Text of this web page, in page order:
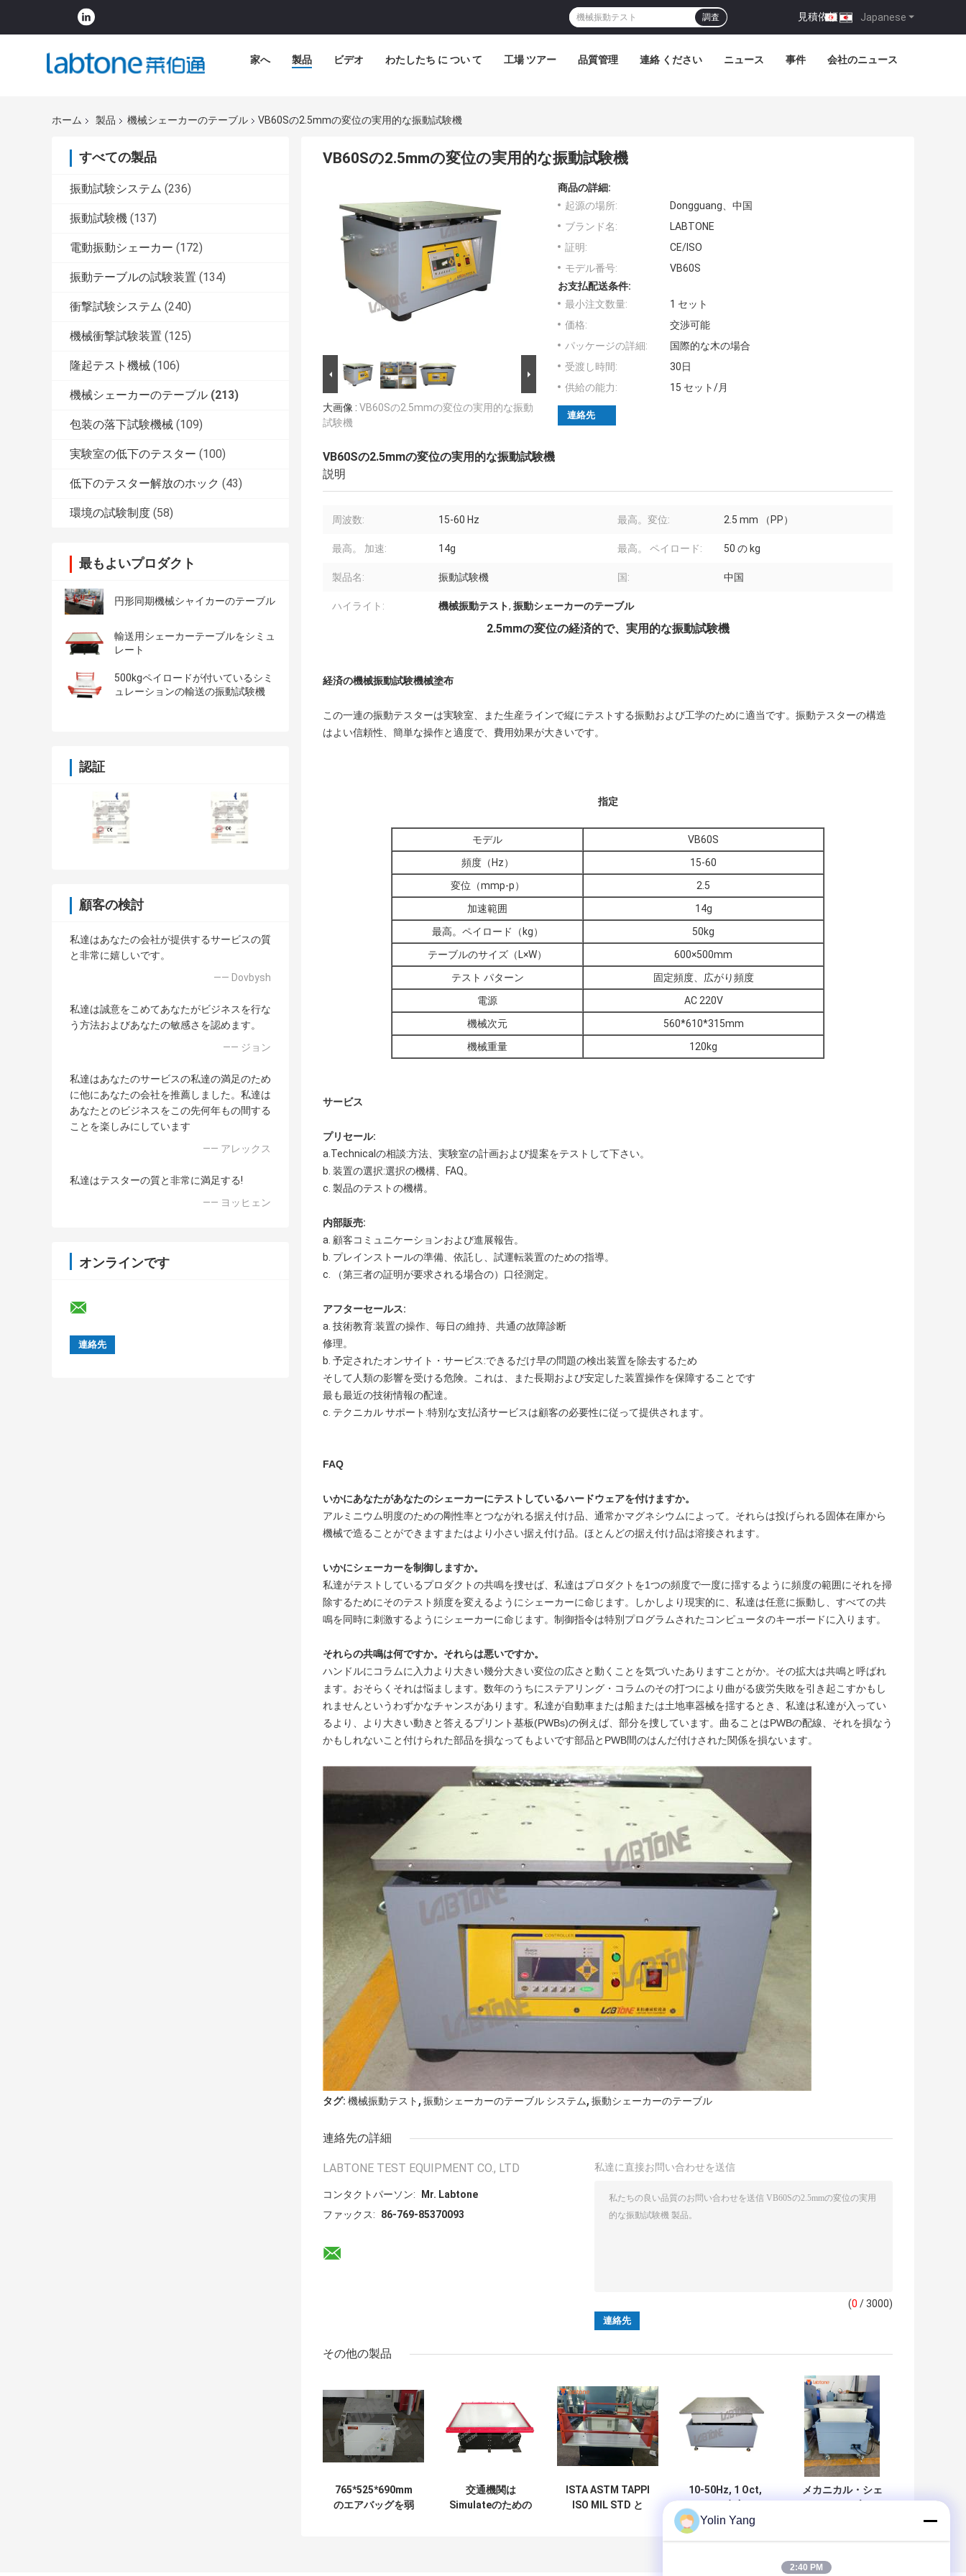
Japanese
見積依頼 |
調査
家へ 製品 ビデオ わたしたち に つい て 工場 ツアー 品質管理 連絡 ください ニュース 事件 会社のニュース
ホーム 製品 機械シェーカーのテーブル VB60Sの2.5mmの変位の実用的な振動試験機
すべての製品
振動試験システム (236)
振動試験機 (137)
電動振動シェーカー (172)
振動テーブルの試験装置 (134)
衝撃試験システム (240)
機械衝撃試験装置 (125)
隆起テスト機械 (106)
機械シェーカーのテーブル (213)
包装の落下試験機械 (109)
実験室の低下のテスター (100)
低下のテスター解放のホック (43)
環境の試験制度 (58)
最もよいプロダクト
円形同期機械シャイカーのテーブル
輸送用シェーカーテーブルをシミュ
レート
500kgペイロードが付いているシミ
ュレーションの輸送の振動試験機
認証
顧客の検討
私達はあなたの会社が提供するサービスの質
と非常に嬉しいです。
—— Dovbysh
私達は誠意をこめてあなたがビジネスを行な
う方法およびあなたの敏感さを認めます。
—— ジョン
私達はあなたのサービスの私達の満足のため
に他にあなたの会社を推薦しました。私達は
あなたとのビジネスをこの先何年もの間する
ことを楽しみにしています
—— アレックス
私達はテスターの質と非常に満足する!
—— ヨッヒェン
オンラインです
VB60Sの2.5mmの変位の実用的な振動試験機
大画像 : VB60Sの2.5mmの変位の実用的な振動
試験機
商品の詳細:
起源の場所:
Dongguang、中国
ブランド名:
LABTONE
証明:
CE/ISO
モデル番号:
VB60S
お支払配送条件:
最小注文数量:
1 セット
価格:
交渉可能
パッケージの詳細:
国際的な木の場合
受渡し時間:
30日
供給の能力:
15 セット/月
連絡先
VB60Sの2.5mmの変位の実用的な振動試験機
説明
周波数: 15-60 Hz 最高。変位: 2.5 mm （PP）
最高。 加速: 14g 最高。 ペイロード: 50 の kg
製品名: 振動試験機 国: 中国
ハイライト: 機械振動テスト, 振動シェーカーのテーブル
2.5mmの変位の経済的で、実用的な振動試験機
経済の機械振動試験機械塗布
この一連の振動テスターは実験室、また生産ラインで縦にテストする振動および工学のために適当です。振動テスターの構造
はよい信頼性、簡単な操作と適度で、費用効果が大きいです。
指定
モデル
VB60S
頻度（Hz）
15-60
変位（mmp-p）
2.5
加速範囲
14g
最高。ペイロード（kg）
50kg
テーブルのサイズ（L×W）
600×500mm
テスト パターン
固定頻度、広がり頻度
電源
AC 220V
機械次元
560*610*315mm
機械重量
120kg
サービス
プリセール:
a.Technicalの相談:方法、実験室の計画および提案をテストして下さい。
b. 装置の選択:選択の機構、FAQ。
c. 製品のテストの機構。
内部販売:
a. 顧客コミュニケーションおよび進展報告。
b. プレインストールの準備、依託し、試運転装置のための指導。
c. （第三者の証明が要求される場合の）口径測定。
アフターセールス:
a. 技術教育:装置の操作、毎日の維持、共通の故障診断
修理。
b. 予定されたオンサイト・サービス:できるだけ早の問題の検出装置を除去するため
そして人類の影響を受ける危険。これは、また長期および安定した装置操作を保障することです
最も最近の技術情報の配達。
c. テクニカル サポート:特別な支払済サービスは顧客の必要性に従って提供されます。
FAQ
いかにあなたがあなたのシェーカーにテストしているハードウェアを付けますか。
アルミニウム明度のための剛性率とつながれる据え付け品、通常かマグネシウムによって。それらは投げられる固体在庫から
機械で造ることができますまたはより小さい据え付け品。ほとんどの据え付け品は溶接されます。
いかにシェーカーを制御しますか。
私達がテストしているプロダクトの共鳴を捜せば、私達はプロダクトを1つの頻度で一度に揺するように頻度の範囲にそれを掃
除するためにそのテスト頻度を変えるようにシェーカーに命じます。しかしより現実的に、私達は任意に振動し、すべての共
鳴を同時に刺激するようにシェーカーに命じます。制御指令は特別プログラムされたコンピュータのキーボードに入ります。
それらの共鳴は何ですか。それらは悪いですか。
ハンドルにコラムに入力より大きい幾分大きい変位の広さと動くことを気づいたありますことがか。その拡大は共鳴と呼ばれ
ます。おそらくそれは悩まします。数年のうちにステアリング・コラムのその打つにより曲がる疲労失敗を引き起こすかもし
れませんというわずかなチャンスがあります。私達が自動車または船または土地車器械を揺するとき、私達は私達が入ってい
るより、より大きい動きと答えるプリント基板(PWBs)の例えば、部分を捜しています。曲ることはPWBの配線、それを損なう
かもしれないこと付けられた部品を損なってもよいです部品とPWB間のはんだ付けされた関係を損ないます。
タグ: 機械振動テスト , 振動シェーカーのテーブル システム, 振動シェーカーのテーブル
連絡先の詳細
LABTONE TEST EQUIPMENT CO., LTD
コンタクトパーソン:
Mr. Labtone
ファックス:
86-769-85370093
私達に直接お問い合わせを送信
(0 / 3000)
その他の製品
765*525*690mm
のエアバッグを弱
交通機関は
Simulateのための
ISTA ASTM TAPPI
ISO MIL STD と
10-50Hz, 1 Oct,
ンのための垂直機
械シャッカーテー
メカニカル・シェ
動きで精度と振動
Yolin Yang
2:40 PM